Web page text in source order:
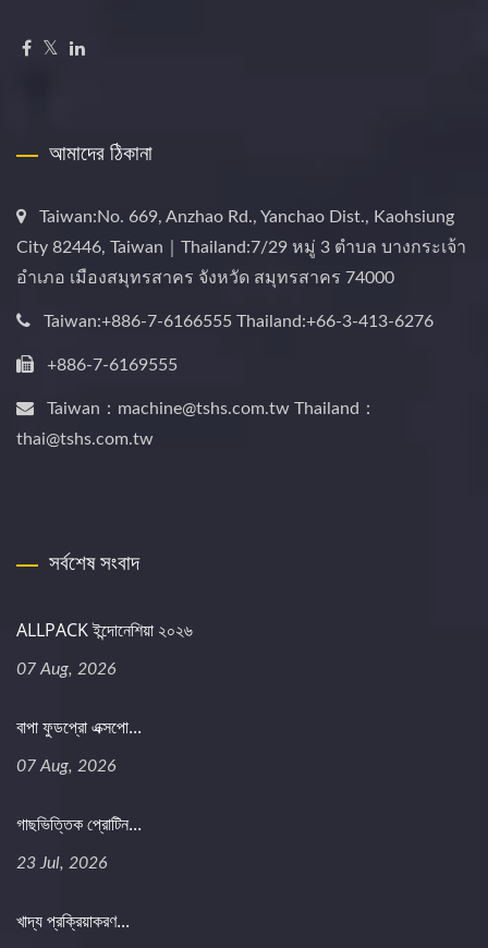
আমাদের ঠিকানা
Taiwan:No. 669, Anzhao Rd., Yanchao Dist., Kaohsiung
City 82446, Taiwan｜Thailand:7/29 หมู่ 3 ตำบล บางกระเจ้า
อำเภอ เมืองสมุทรสาคร จังหวัด สมุทรสาคร 74000
Taiwan:+886-7-6166555 Thailand:+66-3-413-6276
+886-7-6169555
Taiwan：machine@tshs.com.tw Thailand：
thai@tshs.com.tw
সর্বশেষ সংবাদ
ALLPACK ইন্দোনেশিয়া ২০২৬
07 Aug, 2026
বাপা ফুডপ্রো এক্সপো...
07 Aug, 2026
গাছভিত্তিক প্রোটিন...
23 Jul, 2026
খাদ্য প্রক্রিয়াকরণ...